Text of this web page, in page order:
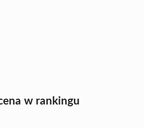
w rankingu